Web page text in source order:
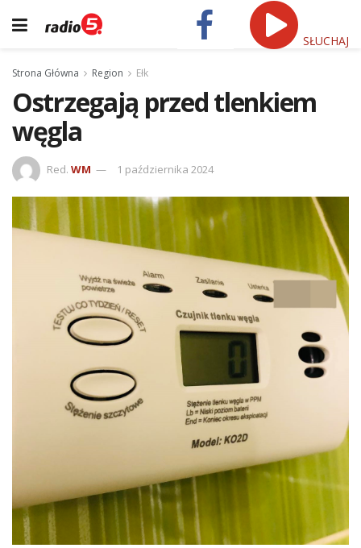
SŁUCHAJ
Strona Główna Region Ełk
Ostrzegają przed tlenkiem
węgla
Red. WM 1 października 2024